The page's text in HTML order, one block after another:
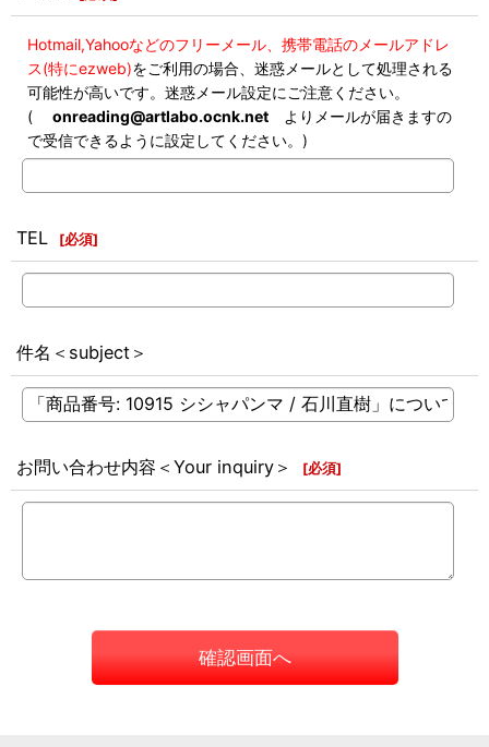
Hotmail,Yahooなどのフリーメール、携帯電話のメールアドレ
ス(特にezweb)をご利用の場合、迷惑メールとして処理される
可能性が高いです。迷惑メール設定にご注意ください。
( onreading@artlabo.ocnk.net よりメールが届きますの
で受信できるように設定してください。)
TEL [必須]
件名＜subject＞
お問い合わせ内容＜Your inquiry＞ [必須]
確認画面へ